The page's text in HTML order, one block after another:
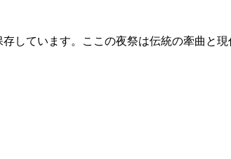
しています。ここの夜祭は伝統の牽曲と